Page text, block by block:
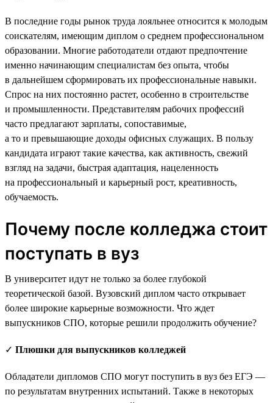
В последние годы рынок труда лояльнее относится к молодым
соискателям, имеющим диплом о среднем профессиональном
образовании. Многие работодатели отдают предпочтение
именно начинающим специалистам без опыта, чтобы
в дальнейшем сформировать их профессиональные навыки.
Спрос на них постоянно растет, особенно в строительстве
и промышленности. Представителям рабочих профессий
часто предлагают зарплаты, сопоставимые,
а то и превышающие доходы офисных служащих. В пользу
кандидата играют такие качества, как активность, свежий
взгляд на задачи, быстрая адаптация, нацеленность
на профессиональный и карьерный рост, креативность,
обучаемость.
Почему после колледжа стоит
поступать в вуз
В университет идут не только за более глубокой
теоретической базой. Вузовский диплом часто открывает
более широкие карьерные возможности. Что ждет
выпускников СПО, которые решили продолжить обучение?
✓ Плюшки для выпускников колледжей
Обладатели дипломов СПО могут поступить в вуз без ЕГЭ —
по результатам внутренних испытаний. Также в некоторых